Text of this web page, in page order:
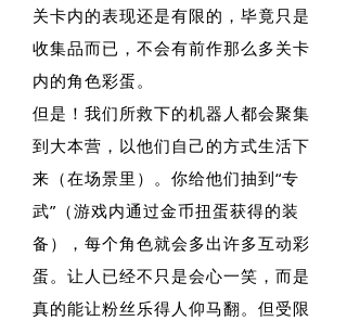
关卡内的表现还是有限的，毕竟只是
收集品而已，不会有前作那么多关卡
内的角色彩蛋。
但是！我们所救下的机器人都会聚集
到大本营，以他们自己的方式生活下
来（在场景里）。你给他们抽到“专
武”（游戏内通过金币扭蛋获得的装
备），每个角色就会多出许多互动彩
蛋。让人已经不只是会心一笑，而是
真的能让粉丝乐得人仰马翻。但受限